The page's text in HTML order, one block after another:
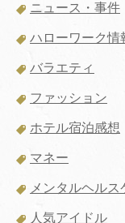
ニュース・事件
ハローワーク情
バラエティ
ファッション
ホテル宿泊感想
マネー
メンタルヘルス
人気アイドル